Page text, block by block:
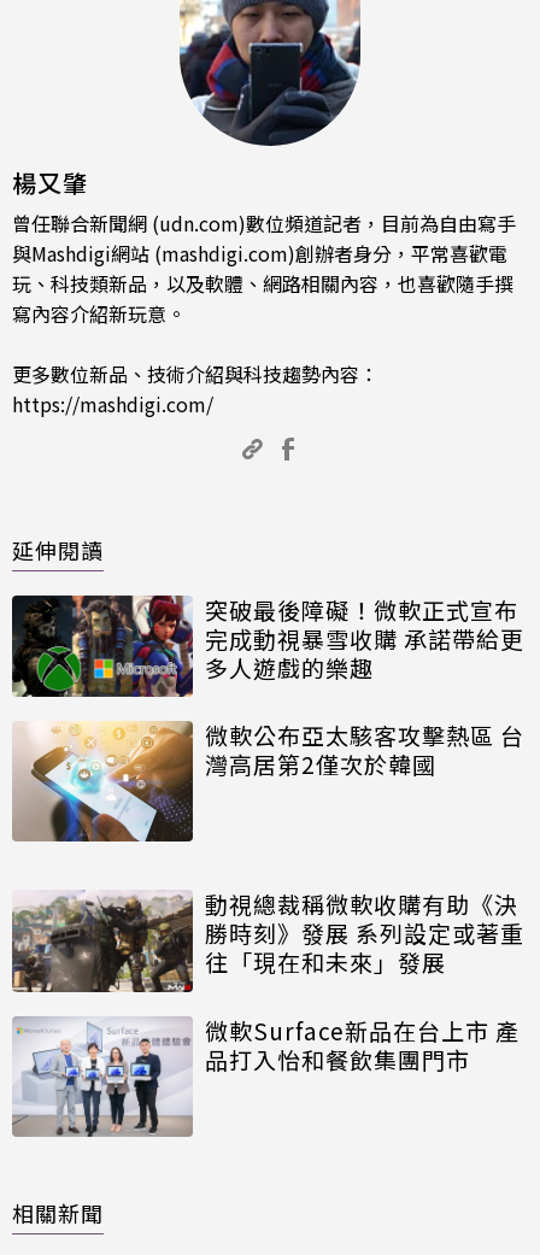
楊又肇
曾任聯合新聞網 (udn.com)數位頻道記者，目前為自由寫手
與Mashdigi網站 (mashdigi.com)創辦者身分，平常喜歡電
玩、科技類新品，以及軟體、網路相關內容，也喜歡隨手撰
寫內容介紹新玩意。
更多數位新品、技術介紹與科技趨勢內容：
https://mashdigi.com/
延伸閱讀
突破最後障礙！微軟正式宣布
完成動視暴雪收購 承諾帶給更
多人遊戲的樂趣
微軟公布亞太駭客攻擊熱區 台
灣高居第2僅次於韓國
動視總裁稱微軟收購有助《決
勝時刻》發展 系列設定或著重
往「現在和未來」發展
微軟Surface新品在台上市 產
品打入怡和餐飲集團門市
相關新聞